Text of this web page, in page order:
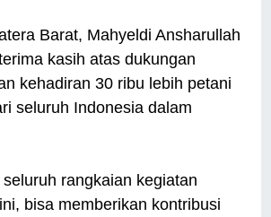
Barat, Mahyeldi Ansharullah
kasih atas dukungan
kehadiran 30 ribu lebih petani
seluruh Indonesia dalam
rangkaian kegiatan
bisa memberikan kontribusi